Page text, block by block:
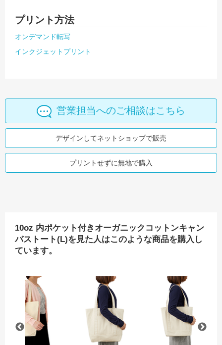
プリント方法
オンデマンド転写
インクジェットプリント
営業担当へのご相談はこちら
デザインしてネットショップで販売
プリントせずに無地で購入
10oz 内ポケット付きオーガニックコットンキャン
バストート(L)を見た人はこのような商品を購入し
ています。
ッグ(L)
スタンダードキャンバストートバッグ(L)
10oz 内ポケット付きオーガニックコットンキャ
12oz キャンバスライン